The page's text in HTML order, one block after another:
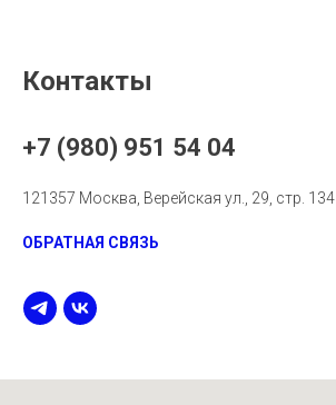
Контакты
+7 (980) 951 54 04
121357 Москва, Верейская ул., 29, стр. 134
ОБРАТНАЯ СВЯЗЬ